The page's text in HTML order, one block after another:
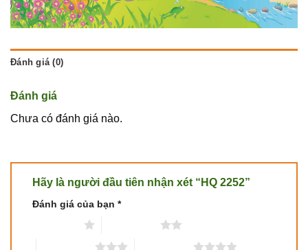
Đánh giá (0)
Đánh giá
Chưa có đánh giá nào.
Hãy là người đầu tiên nhận xét “HQ 2252”
Đánh giá của bạn *